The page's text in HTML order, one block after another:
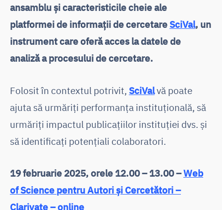
ansamblu și caracteristicile cheie ale
platformei de informații de cercetareSciVal, un
instrument care oferă acces la datele de
analiză a procesului de cercetare.
Folosit în contextul potrivit, SciValvă poate
ajuta să urmăriți performanța instituțională, să
urmăriți impactul publicațiilor instituției dvs. și
să identificați potențiali colaboratori.
19 februarie 2025, orele 12.00 – 13.00 –Web
of Science pentru Autori și Cercetători –
Clarivate – online